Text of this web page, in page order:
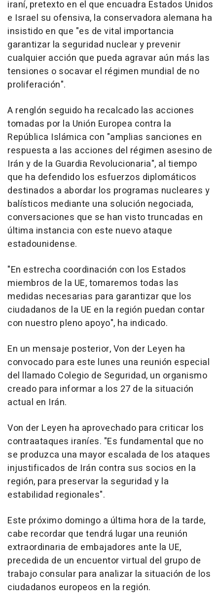
iraní, pretexto en el que encuadra Estados Unidos
e Israel su ofensiva, la conservadora alemana ha
insistido en que "es de vital importancia
garantizar la seguridad nuclear y prevenir
cualquier acción que pueda agravar aún más las
tensiones o socavar el régimen mundial de no
proliferación".
A renglón seguido ha recalcado las acciones
tomadas por la Unión Europea contra la
República Islámica con "amplias sanciones en
respuesta a las acciones del régimen asesino de
Irán y de la Guardia Revolucionaria", al tiempo
que ha defendido los esfuerzos diplomáticos
destinados a abordar los programas nucleares y
balísticos mediante una solución negociada,
conversaciones que se han visto truncadas en
última instancia con este nuevo ataque
estadounidense.
"En estrecha coordinación con los Estados
miembros de la UE, tomaremos todas las
medidas necesarias para garantizar que los
ciudadanos de la UE en la región puedan contar
con nuestro pleno apoyo", ha indicado.
En un mensaje posterior, Von der Leyen ha
convocado para este lunes una reunión especial
del llamado Colegio de Seguridad, un organismo
creado para informar a los 27 de la situación
actual en Irán.
Von der Leyen ha aprovechado para criticar los
contraataques iraníes. "Es fundamental que no
se produzca una mayor escalada de los ataques
injustificados de Irán contra sus socios en la
región, para preservar la seguridad y la
estabilidad regionales".
Este próximo domingo a última hora de la tarde,
cabe recordar que tendrá lugar una reunión
extraordinaria de embajadores ante la UE,
precedida de un encuentor virtual del grupo de
trabajo consular para analizar la situación de los
ciudadanos europeos en la región.